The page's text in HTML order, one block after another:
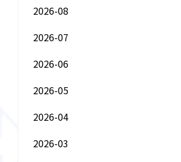
2026-08
2026-07
2026-06
2026-05
2026-04
2026-03